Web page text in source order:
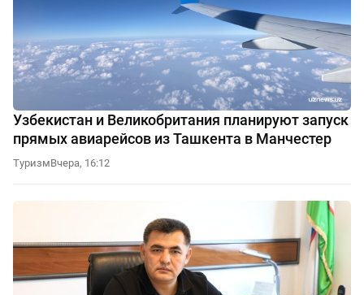
Узбекистан и Великобритания планируют запуск
прямых авиарейсов из Ташкента в Манчестер
ТуризмВчера, 16:12